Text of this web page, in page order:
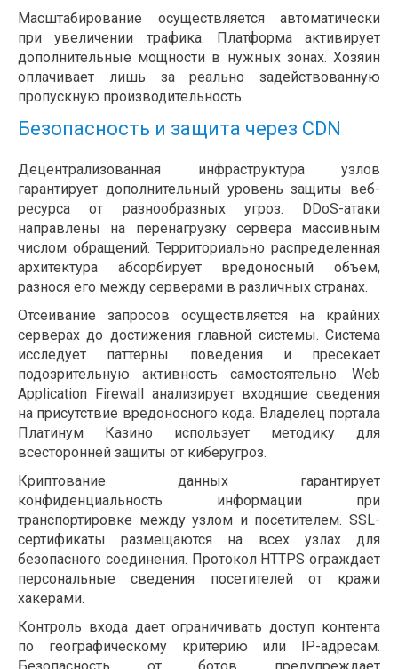
Масштабирование осуществляется автоматически
при увеличении трафика. Платформа активирует
дополнительные мощности в нужных зонах. Хозяин
оплачивает лишь за реально задействованную
пропускную производительность.
Безопасность и защита через CDN
Децентрализованная инфраструктура узлов
гарантирует дополнительный уровень защиты веб-
ресурса от разнообразных угроз. DDoS-атаки
направлены на перенагрузку сервера массивным
числом обращений. Территориально распределенная
архитектура абсорбирует вредоносный объем,
разнося его между серверами в различных странах.
Отсеивание запросов осуществляется на крайних
серверах до достижения главной системы. Система
исследует паттерны поведения и пресекает
подозрительную активность самостоятельно. Web
Application Firewall анализирует входящие сведения
на присутствие вредоносного кода. Владелец портала
Платинум Казино использует методику для
всесторонней защиты от киберугроз.
Криптование данных гарантирует
конфиденциальность информации при
транспортировке между узлом и посетителем. SSL-
сертификаты размещаются на всех узлах для
безопасного соединения. Протокол HTTPS ограждает
персональные сведения посетителей от кражи
хакерами.
Контроль входа дает ограничивать доступ контента
по географическому критерию или IP-адресам.